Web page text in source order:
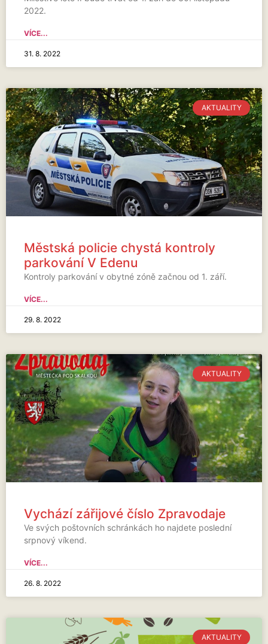
2022.
VÍCE...
31. 8. 2022
AKTUALITY
Městská policie chystá kontroly
parkování V Edenu
Kontroly parkování v obytné zóně začnou od 1. září.
VÍCE...
29. 8. 2022
AKTUALITY
Vychází zářijové číslo Zpravodaje
Ve svých poštovních schránkách ho najdete poslední
srpnový víkend.
VÍCE...
26. 8. 2022
AKTUALITY